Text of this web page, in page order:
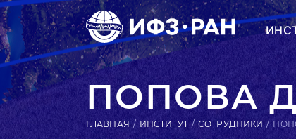
ПОПОВА
ГЛАВНАЯ ИНСТИТУТ СОТРУДНИКИ